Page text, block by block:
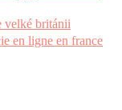
velké británii
en ligne en france